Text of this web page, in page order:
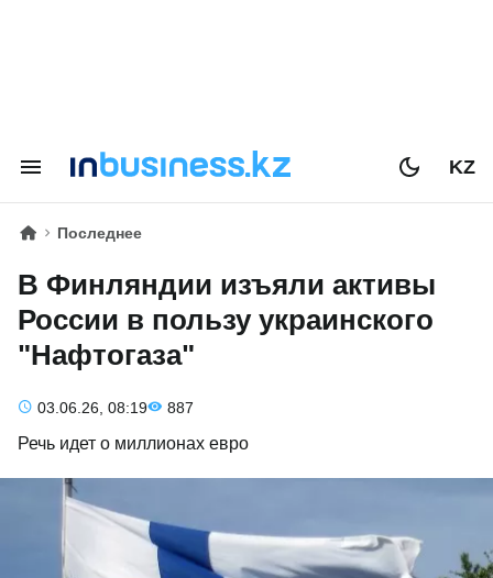
KZ
Последнее
В Финляндии изъяли активы
России в пользу украинского
"Нафтогаза"
03.06.26, 08:19 887
Речь идет о миллионах евро